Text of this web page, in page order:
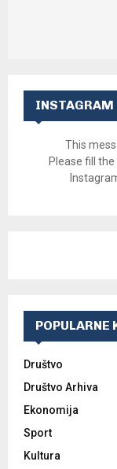
INSTAGRAM
This
Please fill
POPULARNE
Društvo
Društvo Arhiva
Ekonomija
Sport
Kultura